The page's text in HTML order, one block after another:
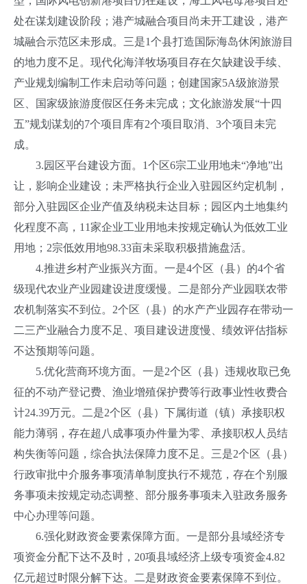
处在谋划建设阶段；港产城融合项目尚未开工建设，港产
城融合示范区未形成。三是1个县打造国际海岛休闲旅游目
的地力度不足。现代化海洋牧场项目存在欠缺建设手续、
产业规划编制工作未启动等问题；创建国家5A级旅游景
区、国家级旅游度假区任务未完成；文化旅游发展“十四
五”规划谋划的7个项目库有2个项目取消、3个项目未完
成。
3.园区平台建设方面。1个区6宗工业用地未“净地”出
让，影响企业建设；未严格执行企业入驻园区约定机制，
部分入驻园区企业产值及纳税未达目标；园区内土地集约
化程度不高，11家企业工业用地未按规定确认为低效工业
用地；2宗低效用地98.33亩未采取积极措施盘活。
4.推进乡村产业振兴方面。一是4个区（县）的4个省
级现代农业产业园建设进度缓慢。二是部分产业园联农带
农机制落实不到位。2个区（县）的水产产业园存在带动一
二三产业融合力度不足、项目建设进度慢、绩效评估指标
不达预期等问题。
5.优化营商环境方面。一是2个区（县）违规收取已免
征的不动产登记费、渔业增殖保护费等行政事业性收费合
计24.39万元。二是2个区（县）下属街道（镇）承接职权
能力薄弱，存在超八成事项办件量为零、承接职权人员结
构失衡等问题，综合执法保障力度不足。三是2个区（县）
行政审批中介服务事项清单制度执行不规范，存在个别服
务事项未按规定动态调整、部分服务事项未入驻政务服务
中心办理等问题。
6.强化财政资金要素保障方面。一是部分县域经济专
项资金分配下达不及时，20项县域经济上级专项资金4.82
亿元超过时限分解下达。二是财政资金要素保障不到位。